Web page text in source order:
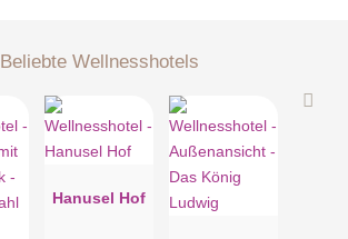
Beliebte Wellnesshotels
Hanusel Hof